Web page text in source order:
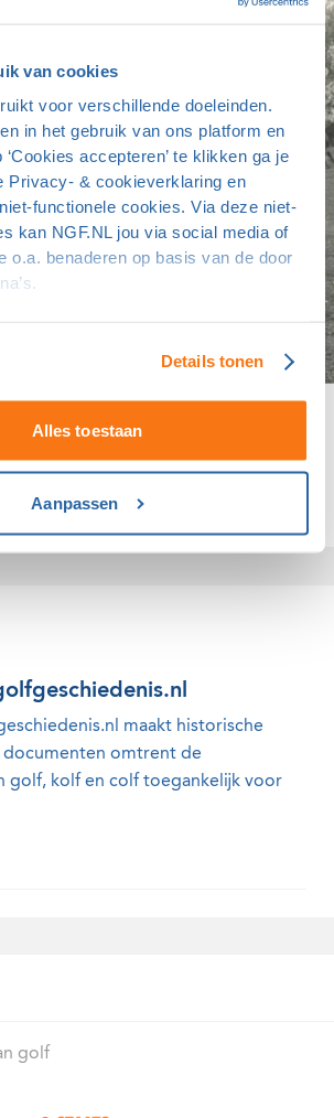
van cookies
voor verschillende doeleinden.
in het gebruik van ons platform en
accepteren’ te klikken ga je
Privacy- & cookieverklaring en
functionele cookies. Via deze niet-
kan NGF.NL jou via social media of
o.a. benaderen op basis van de door
Details tonen
Alles toestaan
Aanpassen
je mail en je bent aangemeld
maakt historische
omtrent de
golf, kolf en colf toegankelijk voor
golf